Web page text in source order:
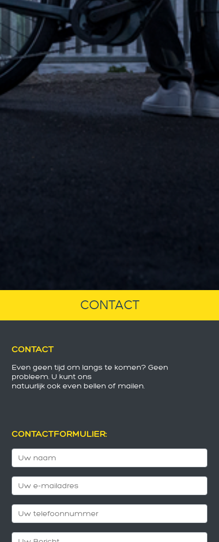
CONTACT
CONTACT
Even geen tijd om langs te komen? Geen
probleem. U kunt ons
natuurlijk ook even bellen of mailen.
CONTACTFORMULIER: